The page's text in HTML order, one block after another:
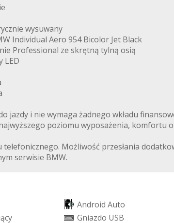
wysuwany
Individual Aero 954 Bicolor Jet Black
Professional ze skrętną tylną osią
LED
jazdy i nie wymaga żadnego wkładu
poziomu wyposażenia, komfortu
Możliwość przesłania
serwisie BMW.
Android Auto
ący Gniazdo USB